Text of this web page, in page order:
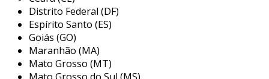
magnético e o material utilizado na construção
do núcleo. um núcleo de ferro ou aço é
comumente empregado para concentrar o
fluxo magnético, maximizando, assim, a
transferência de energia elétrica e minimizando
Distrito Federal (DF)
Espírito Santo (ES)
Goiás (GO)
Maranhão (MA)
Mato Grosso (MT)
Mato Grosso do Sul (MS)